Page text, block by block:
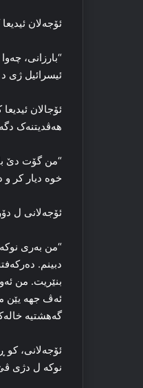
ئۆجەلان
“بارزانی،
ئیسرائیل ژی
هەڤدیتنەک
“من گۆت دێ
خوە دیار کر
ئۆجەلانی ل
“من بەری
دبینم.
بنێریت. من
ئەڤ جهە یێن
گەهشتیە
ئۆجەلانی، کو
نوکە ل دژی